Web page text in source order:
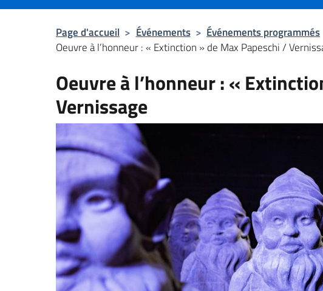
Page d'accueil > Événements > Événements programmés
Oeuvre à l’honneur : « Extinction » de Max Papeschi /
Oeuvre à l’honneur : «
Vernissage